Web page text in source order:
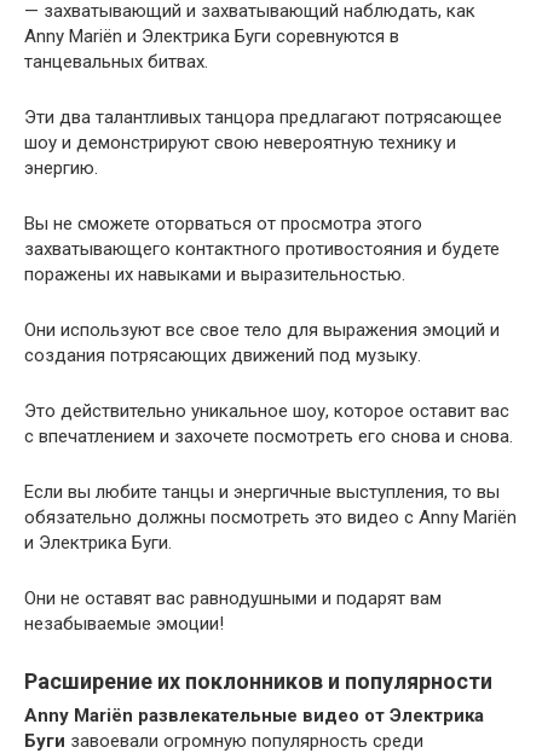
— захватывающий и захватывающий наблюдать, как
Anny Mariën и Электрика Буги соревнуются в
танцевальных битвах.
Эти два талантливых танцора предлагают потрясающее
шоу и демонстрируют свою невероятную технику и
энергию.
Вы не сможете оторваться от просмотра этого
захватывающего контактного противостояния и будете
поражены их навыками и выразительностью.
Они используют все свое тело для выражения эмоций и
создания потрясающих движений под музыку.
Это действительно уникальное шоу, которое оставит вас
с впечатлением и захочете посмотреть его снова и снова.
Если вы любите танцы и энергичные выступления, то вы
обязательно должны посмотреть это видео с Anny Mariën
и Электрика Буги.
Они не оставят вас равнодушными и подарят вам
незабываемые эмоции!
Расширение их поклонников и популярности
Anny Mariën развлекательные видео от Электрика
Буги завоевали огромную популярность среди